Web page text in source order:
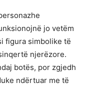
jo vetëm
figura simbolike të
njerëzore.
botës, por zgjedh
ndërtuar me të